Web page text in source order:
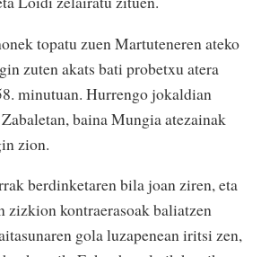
topatu zuen Martuteneren ateko
zuten akats bati probetxu atera
minutuan. Hurrengo jokaldian
baina Mungia atezainak
zion.
berdinketaren bila joan ziren, eta
zizkion kontraerasoak baliatzen
gola luzapenean iritsi zen,